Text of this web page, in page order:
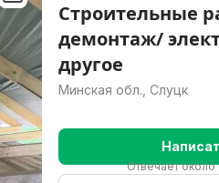
Строительные
демонтаж/
другое
Минская обл., Слуцк
Отвечает около